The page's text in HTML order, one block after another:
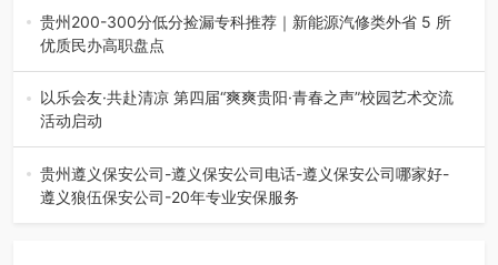
会在贵阳隆重举行。…
贵州200-300分低分捡漏专科推荐｜新能源汽修类外省 5 所
优质民办高职盘点
在贵州省高考志愿填报体系中，200至300分数段考生可选择
的省内工科、新能源汽车…
以乐会友·共赴清凉 第四届“爽爽贵阳·青春之声”校园艺术交流
活动启动
七月的贵阳，清风送爽，第四届“爽爽贵阳·青春之声”校园管
弦乐（合唱）艺术交流活动…
贵州遵义保安公司-遵义保安公司电话-遵义保安公司哪家好-
遵义狼伍保安公司-20年专业安保服务